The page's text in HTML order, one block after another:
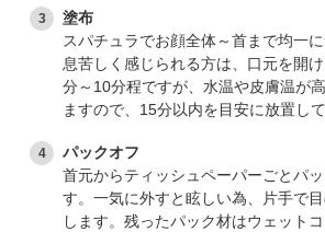
塗布
スパチュラでお顔全体～首まで均一に
息苦しく感じられる方は、口元を開
分～10分程ですが、水温や皮膚温が
ますので、15分以内を目安に放置して
パックオフ
首元からティッシュペーパーごとパ
す。一気に外すと眩しい為、片手で
します。残ったパック材はウェット